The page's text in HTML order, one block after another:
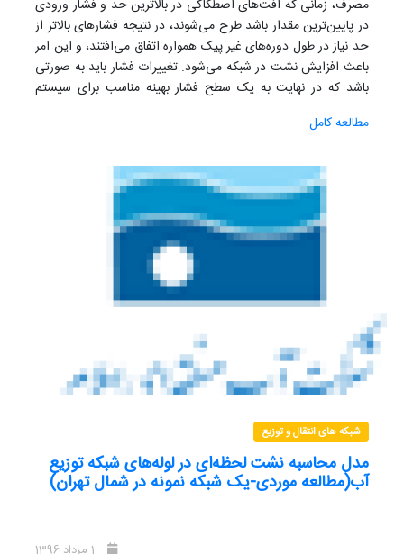
مصرف، زمانی که افت‌های اصطکاکی در بالاترین حد و فشار ورودی
در پایین‌ترین مقدار باشد طرح می‌شوند، در نتیجه فشارهای بالاتر از
حد نیاز در طول دوره‌های غیر پیک همواره اتفاق می‌افتند، و این امر
باعث افزایش نشت در شبکه می‌شود. تغییرات فشار باید به صورتی
باشد که در نهایت به یک سطح فشار بهینه مناسب برای سیستم
شود و تغییرات و ناپایداری در فشار بوجود نیاید منجر شود. در این
عنوان مطالعه موردی با استفاده از مدل هیدرولیکیWaterGEMS
سیستم اطلاعات جغرافیاییGIS، مدلی از شبکه جهت تعیین میزان
نشت آماده و کالیبر شده است سپس الگوی مناسب جهت اعمال
تغییرات فشار در طول شبانه روز تعیین شده و با استفاده از اصول
مقادیر نشت هرکدام از لوله‌های
شبکه در هر ساعت از شبانه روز برآورد شده است. همچنین با
اندازه‌گیری پارامترهای جریان، تغییرات مقادیر حداقل جریان شبانه،
مطالعه کامل
شبکه های انتقال و توزیع
مدل محاسبه نشت لحظه‌ای در لوله‌های شبکه توزیع
آب(مطالعه موردی-یک شبکه نمونه در شمال تهران)